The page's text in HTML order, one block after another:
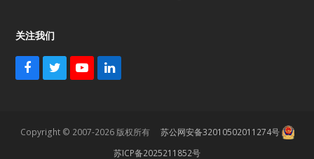
关注我们
F
o
T
e
Y
b
L
d
Copyright © 2007-2026 版权所有 苏公网安备32010502011274号
苏ICP备2025211852号